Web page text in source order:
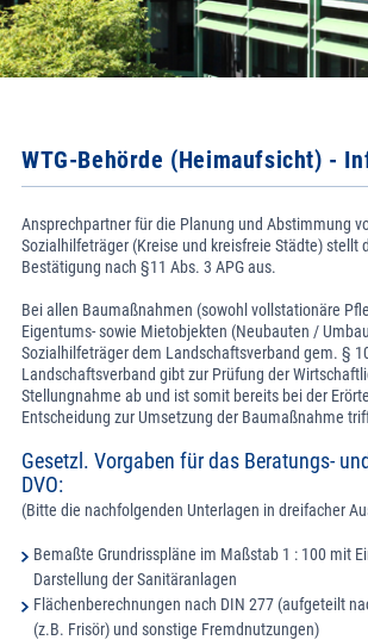
WTG-Behörde (Heimaufsicht) -
Ansprechpartner für die Planung und Abstimmung
Sozialhilfeträger (Kreise und kreisfreie Städte) stellt
Bestätigung nach §11 Abs. 3 APG aus.
Bei allen Baumaßnahmen (sowohl vollstationäre
Eigentums- sowie Mietobjekten (Neubauten /
Sozialhilfeträger dem Landschaftsverband gem. §
Landschaftsverband gibt zur Prüfung der
Stellungnahme ab und ist somit bereits bei der
Entscheidung zur Umsetzung der Baumaßnahme
Gesetzl. Vorgaben für das Beratungs-
DVO:
(Bitte die nachfolgenden Unterlagen in dreifacher
Bemaßte Grundrisspläne im Maßstab 1 : 100 mit
Darstellung der Sanitäranlagen
Flächenberechnungen nach DIN 277 (aufgeteilt
(z.B. Frisör) und sonstige Fremdnutzungen)